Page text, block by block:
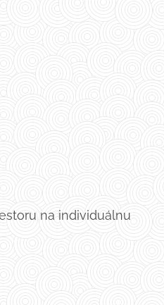
na individuálnu